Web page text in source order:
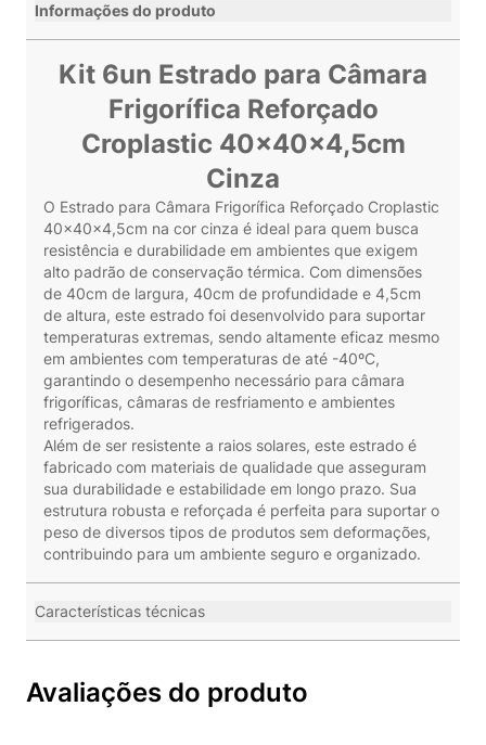
Informações do produto
Kit 6un Estrado para Câmara
Frigorífica Reforçado
Croplastic 40x40x4,5cm
Cinza
O Estrado para Câmara Frigorífica Reforçado Croplastic
40x40x4,5cm na cor cinza é ideal para quem busca
resistência e durabilidade em ambientes que exigem
alto padrão de conservação térmica. Com dimensões
de 40cm de largura, 40cm de profundidade e 4,5cm
de altura, este estrado foi desenvolvido para suportar
temperaturas extremas, sendo altamente eficaz mesmo
em ambientes com temperaturas de até -40ºC,
garantindo o desempenho necessário para câmara
frigoríficas, câmaras de resfriamento e ambientes
refrigerados.
Além de ser resistente a raios solares, este estrado é
fabricado com materiais de qualidade que asseguram
sua durabilidade e estabilidade em longo prazo. Sua
estrutura robusta e reforçada é perfeita para suportar o
peso de diversos tipos de produtos sem deformações,
contribuindo para um ambiente seguro e organizado.
Características técnicas
Avaliações do produto